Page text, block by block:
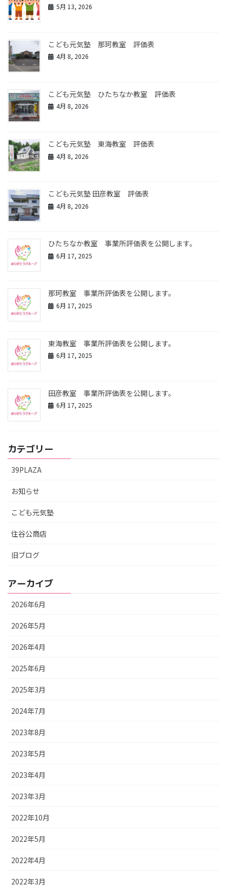
5月 13, 2026
こども元気塾 那珂教室 評価表
4月 8, 2026
こども元気塾 ひたちなか教室 評価表
4月 8, 2026
こども元気塾 東海教室 評価表
4月 8, 2026
こども元気塾 田彦教室 評価表
4月 8, 2026
ひたちなか教室 事業所評価表を公開します。
6月 17, 2025
那珂教室 事業所評価表を公開します。
6月 17, 2025
東海教室 事業所評価表を公開します。
6月 17, 2025
田彦教室 事業所評価表を公開します。
6月 17, 2025
カテゴリー
39PLAZA
お知らせ
こども元気塾
住谷公商店
旧ブログ
アーカイブ
2026年6月
2026年5月
2026年4月
2025年6月
2025年3月
2024年7月
2023年8月
2023年5月
2023年4月
2023年3月
2022年10月
2022年5月
2022年4月
2022年3月